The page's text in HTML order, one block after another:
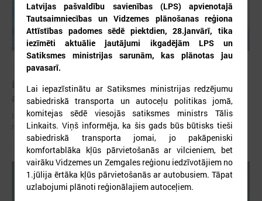
2026. gada 02. jūlijs
Izmaiņas siltumenerģijas apgādes tarifu
aprēķināšanas metodikā var radīt būtiskus riskus
Izmaiņas siltumenerģijas apgādes tarifu aprēķināšanas metodikā var
radīt būtiskus riskus
Latvijas pašvaldību savienības (LPS) apvienotajā
Tautsaimniecības un Vidzemes plānošanas reģiona
Attīstības padomes sēdē piektdien, 28.janvārī, tika
iezīmēti aktuālie jautājumi ikgadējām LPS un
Satiksmes ministrijas sarunām, kas plānotas jau
pavasarī.
Lai iepazīstinātu ar Satiksmes ministrijas redzējumu
sabiedriskā transporta un autoceļu politikas jomā,
komitejas sēdē viesojās satiksmes ministrs Tālis
Linkaits. Viņš informēja, ka šis gads būs būtisks tieši
sabiedriskā transporta jomai, jo pakāpeniski
komfortablāka kļūs pārvietošanās ar vilcieniem, bet
vairāku Vidzemes un Zemgales reģionu iedzīvotājiem no
1.jūlija ērtāka kļūs pārvietošanās ar autobusiem. Tāpat
uzlabojumi plānoti reģionālajiem autoceļiem.